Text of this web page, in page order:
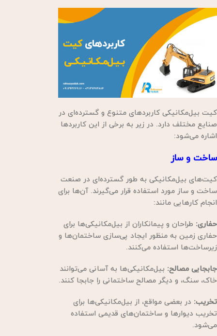
کیت بیل‌مکانیکی کاربردهای متنوع و گسترده‌ای در
صنایع مختلف دارد. در زیر به برخی از این کاربردها
اشاره می‌شود:
ساخت و ساز
کیت‌های بیل‌مکانیکی به طور گسترده‌ای در صنعت
ساخت و ساز مورد استفاده قرار می‌گیرند. آن‌ها برای
انجام کارهایی مانند:
حفاری: طراحان و پیمانکاران از بیل‌مکانیکی‌ها برای
حفاری زمین به منظور ایجاد پی‌سازی ساختمان‌ها و
زیرساخت‌ها استفاده می‌کنند.
جابجایی مصالح: بیل‌مکانیکی‌ها به آسانی می‌توانند
خاک، سنگ، و دیگر مصالح ساختمانی را جابجا کنند.
تخریب: در بعضی مواقع، از بیل‌مکانیکی‌ها برای
تخریب دیوارها و ساختمان‌های قدیمی استفاده
می‌شود.